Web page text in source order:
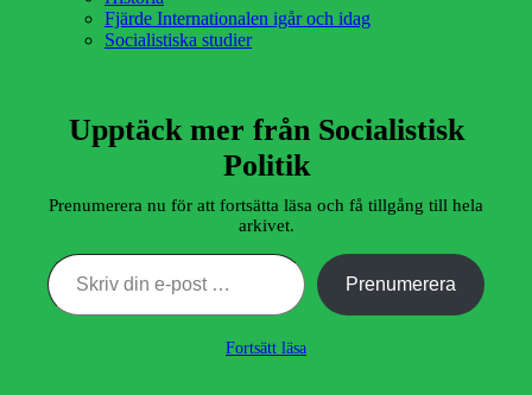
Fjärde Internationalen igår och idag
Socialistiska studier
Upptäck mer från Socialistisk
Politik
Prenumerera nu för att fortsätta läsa och få tillgång till hela
arkivet.
Skriv din e-post …
Prenumerera
Fortsätt läsa